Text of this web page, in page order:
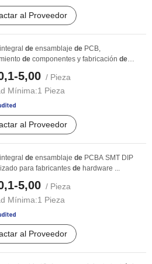
al Proveedor
de ensamblaje de PCB,
de componentes y fabricación de
DIP5,00 / Pieza
Mínima:1 Pieza
al Proveedor
de ensamblaje de PCBA SMT DIP
para fabricantes de hardware ...
5,00 / Pieza
Mínima:1 Pieza
al Proveedor